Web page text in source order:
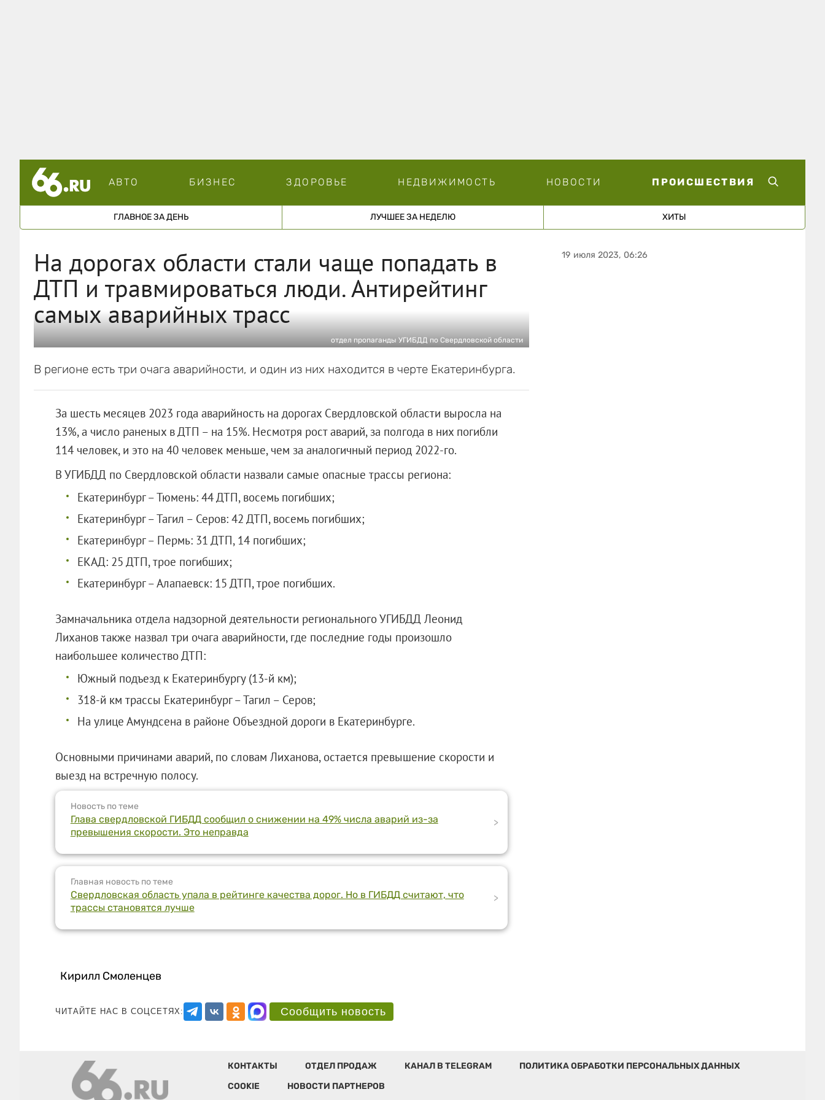
АВТО БИЗНЕС ЗДОРОВЬЕ НЕДВИЖИМОСТЬ НОВОСТИ ПРОИСШЕСТВИЯ
ГЛАВНОЕ ЗА ДЕНЬ ЛУЧШЕЕ ЗА НЕДЕЛЮ ХИТЫ
На дорогах области стали чаще попадать в
ДТП и травмироваться люди. Антирейтинг
самых аварийных трасс
отдел пропаганды УГИБДД по Свердловской области
В регионе есть три очага аварийности, и один из них находится в черте Екатеринбурга.
За шесть месяцев 2023 года аварийность на дорогах Свердловской области выросла на
13%, а число раненых в ДТП – на 15%. Несмотря рост аварий, за полгода в них погибли
114 человек, и это на 40 человек меньше, чем за аналогичный период 2022-го.
В УГИБДД по Свердловской области назвали самые опасные трассы региона:
Екатеринбург – Тюмень: 44 ДТП, восемь погибших;
Екатеринбург – Тагил – Серов: 42 ДТП, восемь погибших;
Екатеринбург – Пермь: 31 ДТП, 14 погибших;
ЕКАД: 25 ДТП, трое погибших;
Екатеринбург – Алапаевск: 15 ДТП, трое погибших.
Замначальника отдела надзорной деятельности регионального УГИБДД Леонид
Лиханов также назвал три очага аварийности, где последние годы произошло
наибольшее количество ДТП:
Южный подъезд к Екатеринбургу (13-й км);
318-й км трассы Екатеринбург – Тагил – Серов;
На улице Амундсена в районе Объездной дороги в Екатеринбурге.
Основными причинами аварий, по словам Лиханова, остается превышение скорости и
выезд на встречную полосу.
Новость по теме
Глава свердловской ГИБДД сообщил о снижении на 49% числа аварий из-за
превышения скорости. Это неправда
>
Главная новость по теме
Свердловская область упала в рейтинге качества дорог. Но в ГИБДД считают, что
трассы становятся лучше
>
Кирилл Смоленцев
ЧИТАЙТЕ НАС В СОЦСЕТЯХ: Сообщить новость
19 июля 2023, 06:26
КОНТАКТЫ ОТДЕЛ ПРОДАЖ КАНАЛ В TELEGRAM
ПОЛИТИКА ОБРАБОТКИ ПЕРСОНАЛЬНЫХ ДАННЫХ
COOKIE
НОВОСТИ ПАРТНЕРОВ